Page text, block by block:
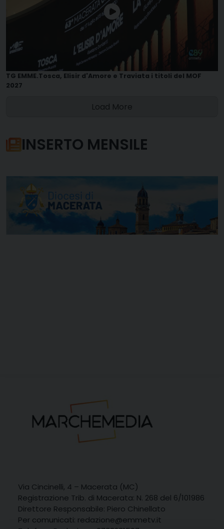
TG EMME.Tosca, Elisir d'Amore e Traviata i titoli del MOF
2027
Load More
INSERTO MENSILE
Via Cincinelli, 4 – Macerata (MC)
Registrazione Trib. di Macerata: N. 268 del 6/101986
Direttore Responsabile: Piero Chinellato
Per comunicati: redazione@emmetv.it